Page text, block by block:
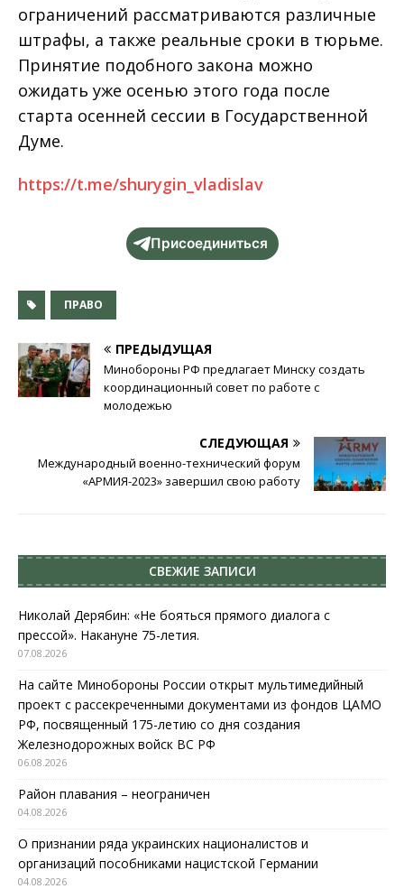
ограничений рассматриваются различные
штрафы, а также реальные сроки в тюрьме.
Принятие подобного закона можно
ожидать уже осенью этого года после
старта осенней сессии в Государственной
Думе.
https://t.me/shurygin_vladislav
Присоединиться
ПРАВО
ПРЕДЫДУЩАЯ
Минобороны РФ предлагает Минску создать
координационный совет по работе с
молодежью
СЛЕДУЮЩАЯ
Международный военно-технический форум
«АРМИЯ-2023» завершил свою работу
СВЕЖИЕ ЗАПИСИ
Николай Дерябин: «Не бояться прямого диалога с
прессой». Накануне 75-летия.
07.08.2026
На сайте Минобороны России открыт мультимедийный
проект с рассекреченными документами из фондов ЦАМО
РФ, посвященный 175-летию со дня создания
Железнодорожных войск ВС РФ
06.08.2026
Район плавания – неограничен
04.08.2026
О признании ряда украинских националистов и
организаций пособниками нацистской Германии
04.08.2026